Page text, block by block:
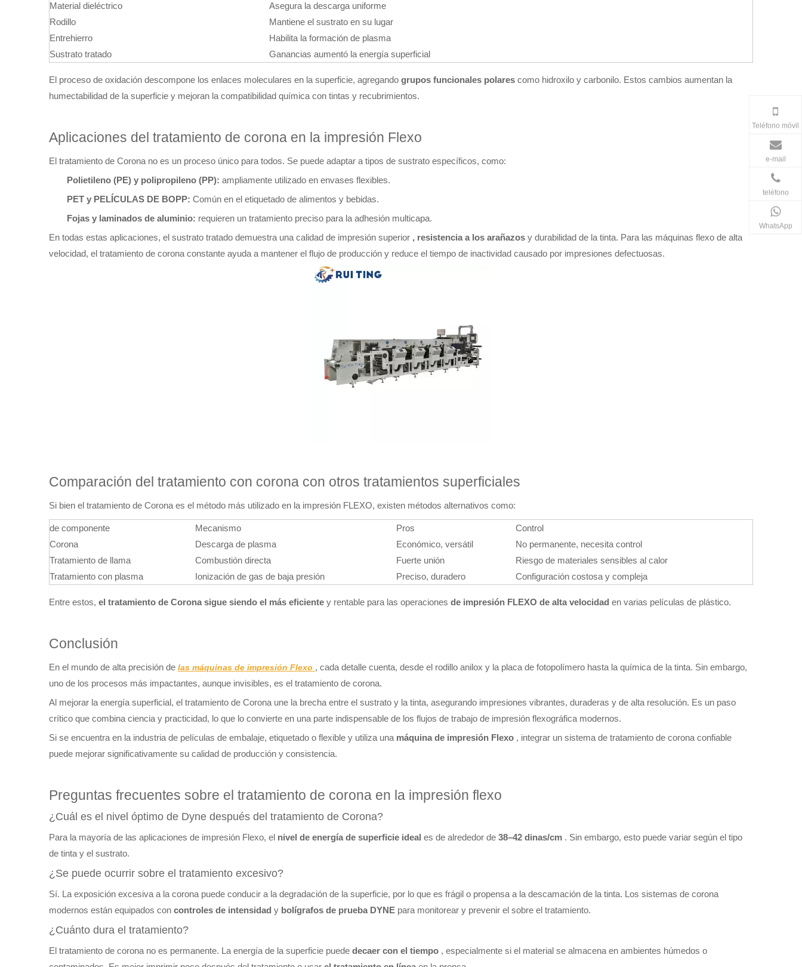
Material dieléctrico
Asegura la descarga uniforme
Rodillo
Mantiene el sustrato en su lugar
Entrehierro
Habilita la formación de plasma
Sustrato tratado
Ganancias aumentó la energía superficial
El proceso de oxidación descompone los enlaces moleculares en la superficie, agregando grupos funcionales polares como hidroxilo y carbonilo. Estos cambios aumentan la
humectabilidad de la superficie y mejoran la compatibilidad química con tintas y recubrimientos.
Aplicaciones del tratamiento de corona en la impresión Flexo
El tratamiento de Corona no es un proceso único para todos. Se puede adaptar a tipos de sustrato específicos, como:
Polietileno (PE) y polipropileno (PP): ampliamente utilizado en envases flexibles.
PET y PELÍCULAS DE BOPP: Común en el etiquetado de alimentos y bebidas.
Fojas y laminados de aluminio: requieren un tratamiento preciso para la adhesión multicapa.
En todas estas aplicaciones, el sustrato tratado demuestra una calidad de impresión superior , resistencia a los arañazos y durabilidad de la tinta. Para las máquinas flexo de alta
velocidad, el tratamiento de corona constante ayuda a mantener el flujo de producción y reduce el tiempo de inactividad causado por impresiones defectuosas.
Comparación del tratamiento con corona con otros tratamientos superficiales
Si bien el tratamiento de Corona es el método más utilizado en la impresión FLEXO, existen métodos alternativos como:
de componente Mecanismo Pros
Control
Corona
Descarga de plasma Económico, versátil
No permanente, necesita control
Tratamiento de llama
Combustión directa Fuerte unión
Riesgo de materiales sensibles al calor
Tratamiento con plasma
Ionización de gas de baja presión Preciso, duradero Configuración costosa y compleja
Entre estos, el tratamiento de Corona sigue siendo el más eficiente y rentable para las operaciones de impresión FLEXO de alta velocidad en varias películas de plástico.
Conclusión
En el mundo de alta precisión de las máquinas de impresión Flexo , cada detalle cuenta, desde el rodillo anilox y la placa de fotopolímero hasta la química de la tinta. Sin embargo,
uno de los procesos más impactantes, aunque invisibles, es el tratamiento de corona.
Al mejorar la energía superficial, el tratamiento de Corona une la brecha entre el sustrato y la tinta, asegurando impresiones vibrantes, duraderas y de alta resolución. Es un paso
crítico que combina ciencia y practicidad, lo que lo convierte en una parte indispensable de los flujos de trabajo de impresión flexográfica modernos.
Si se encuentra en la industria de películas de embalaje, etiquetado o flexible y utiliza una máquina de impresión Flexo , integrar un sistema de tratamiento de corona confiable
puede mejorar significativamente su calidad de producción y consistencia.
Preguntas frecuentes sobre el tratamiento de corona en la impresión flexo
¿Cuál es el nivel óptimo de Dyne después del tratamiento de Corona?
Para la mayoría de las aplicaciones de impresión Flexo, el nivel de energía de superficie ideal es de alrededor de 38–42 dinas/cm . Sin embargo, esto puede variar según el tipo
de tinta y el sustrato.
¿Se puede ocurrir sobre el tratamiento excesivo?
Sí. La exposición excesiva a la corona puede conducir a la degradación de la superficie, por lo que es frágil o propensa a la descamación de la tinta. Los sistemas de corona
modernos están equipados con controles de intensidad y bolígrafos de prueba DYNE para monitorear y prevenir el sobre el tratamiento.
¿Cuánto dura el tratamiento?
El tratamiento de corona no es permanente. La energía de la superficie puede decaer con el tiempo , especialmente si el material se almacena en ambientes húmedos o
Teléfono móvil
e-mail
teléfono
WhatsApp